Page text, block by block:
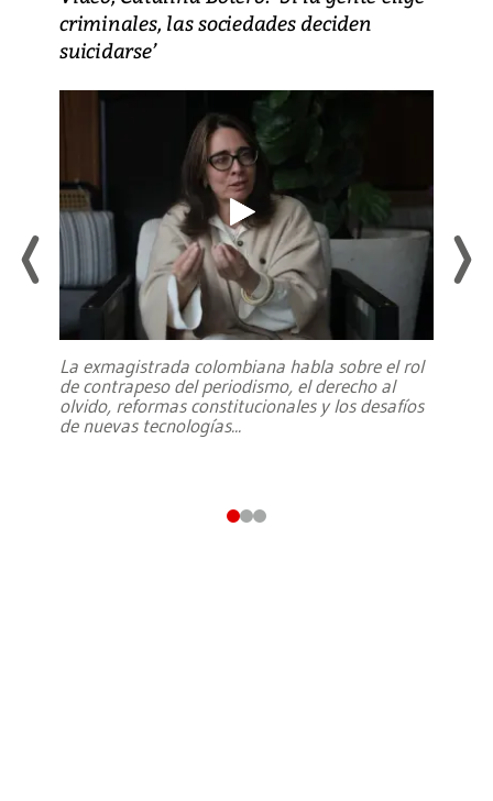
criminales, las sociedades deciden
suicidarse’
La exmagistrada colombiana habla sobre el rol
de contrapeso del periodismo, el derecho al
olvido, reformas constitucionales y los desafíos
de nuevas tecnologías...